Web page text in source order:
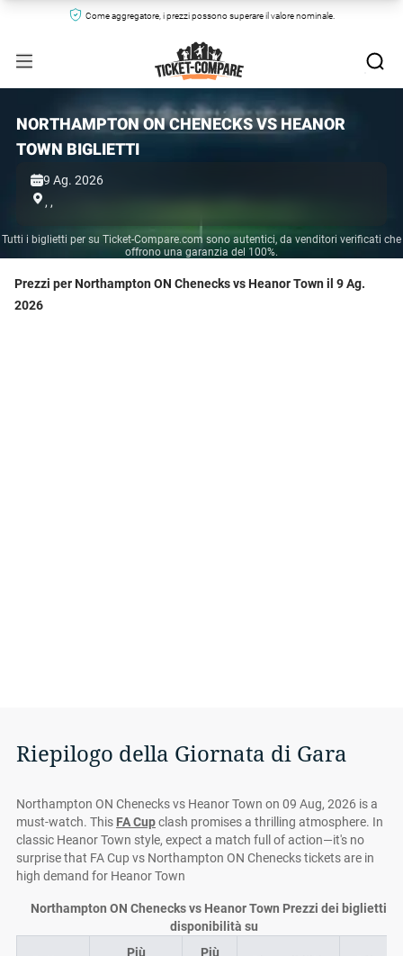
Come aggregatore, i prezzi possono superare il valore nominale.
NORTHAMPTON ON CHENECKS VS HEANOR
TOWN BIGLIETTI
9 Ag. 2026
, ,
Tutti i biglietti per su Ticket-Compare.com sono autentici, da venditori verificati che
offrono una garanzia del 100%.
Prezzi per Northampton ON Chenecks vs Heanor Town il 9 Ag.
2026
Riepilogo della Giornata di Gara
Northampton ON Chenecks vs Heanor Town on 09 Aug, 2026 is a
must-watch. This FA Cupclash promises a thrilling atmosphere. In
classic Heanor Town style, expect a match full of action—it's no
surprise that FA Cup vs Northampton ON Chenecks tickets are in
high demand for Heanor Town
Più
Più
Northampton ON Chenecks vs Heanor Town Prezzi dei biglietti e
disponibilità su